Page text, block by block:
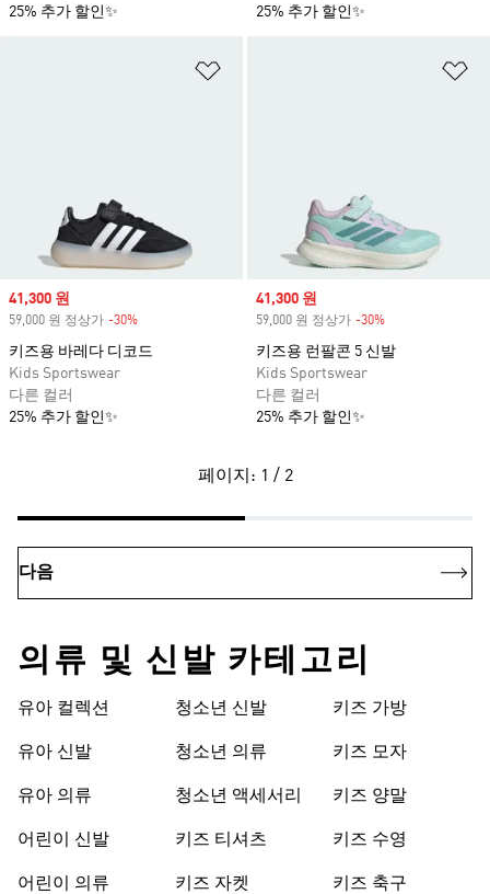
25% 추가 할인✨
25% 추가 할인✨
Sale price
41,300 원
59,000 원 정상가 -30%
키즈용 바레다 디코드
Kids Sportswear
다른 컬러
25% 추가 할인✨
Sale price
41,300 원
59,000 원 정상가 -30%
키즈용 런팔콘 5 신발
Kids Sportswear
다른 컬러
25% 추가 할인✨
페이지: 1 / 2
다음
의류 및 신발 카테고리
유아 컬렉션
유아 신발
유아 의류
어린이 신발
어린이 의류
청소년 신발
청소년 의류
청소년 액세서리
키즈 티셔츠
키즈 자켓
키즈 가방
키즈 모자
키즈 양말
키즈 수영
키즈 축구